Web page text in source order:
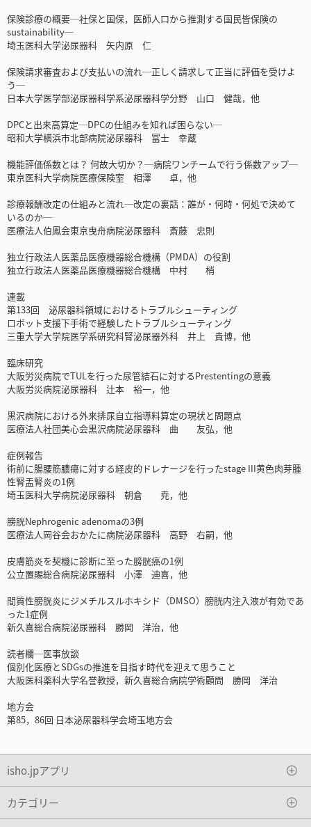
保険診療の概要─社保と国保，医師人口から推測する国民皆保険の
sustainability─
埼玉医科大学泌尿器科 矢内原 仁
保険請求審査および支払いの流れ─正しく請求して正当に評価を受けよ
う─
日本大学医学部泌尿器科学系泌尿器科学分野 山口 健哉，他
DPCと出来高算定─DPCの仕組みを知れば困らない─
昭和大学横浜市北部病院泌尿器科 冨士 幸蔵
機能評価係数とは？ 何故大切か？─病院ワンチームで行う係数アップ─
東京医科大学病院医療保険室 相澤 卓，他
診療報酬改定の仕組みと流れ─改定の裏話：誰が・何時・何処で決めて
いるのか─
医療法人伯鳳会東京曳舟病院泌尿器科 斎藤 忠則
独立行政法人医薬品医療機器総合機構（PMDA）の役割
独立行政法人医薬品医療機器総合機構 中村 梢
連載
第133回 泌尿器科領域におけるトラブルシューティング
ロボット支援下手術で経験したトラブルシューティング
三重大学大学院医学系研究科腎泌尿器外科 井上 貴博，他
臨床研究
大阪労災病院でTULを行った尿管結石に対するPrestentingの意義
大阪労災病院泌尿器科 辻本 裕一，他
黒沢病院における外来排尿自立指導料算定の現状と問題点
医療法人社団美心会黒沢病院泌尿器科 曲 友弘，他
症例報告
術前に腸腰筋膿瘍に対する経皮的ドレナージを行ったstage III黄色肉芽腫
性腎盂腎炎の1例
埼玉医科大学病院泌尿器科 朝倉 尭，他
膀胱Nephrogenic adenomaの3例
医療法人岡谷会おかたに病院泌尿器科 高野 右嗣，他
皮膚筋炎を契機に診断に至った膀胱癌の1例
公立置賜総合病院泌尿器科 小澤 迪喜，他
間質性膀胱炎にジメチルスルホキシド（DMSO）膀胱内注入液が有効であ
った1症例
新久喜総合病院泌尿器科 勝岡 洋治，他
読者欄─医事放談
個別化医療とSDGsの推進を目指す時代を迎えて思うこと
大阪医科薬科大学名誉教授，新久喜総合病院学術顧問 勝岡 洋治
地方会
第85，86回 日本泌尿器科学会埼玉地方会
isho.jpアプリ
カテゴリー